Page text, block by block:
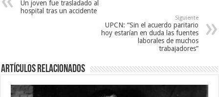
Un joven fue trasladado al
hospital tras un accidente
Siguiente
UPCN: “Sin el acuerdo paritario
hoy estarían en duda las fuentes
laborales de muchos
trabajadores”
Artículos Relacionados